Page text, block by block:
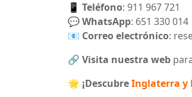
📱 Teléfono: 911 967 721
💬WhatsApp: 651 330 014
📧 Correo electrónico:
🔗 Visita nuestra web
🌟 ¡DescubreInglaterra y